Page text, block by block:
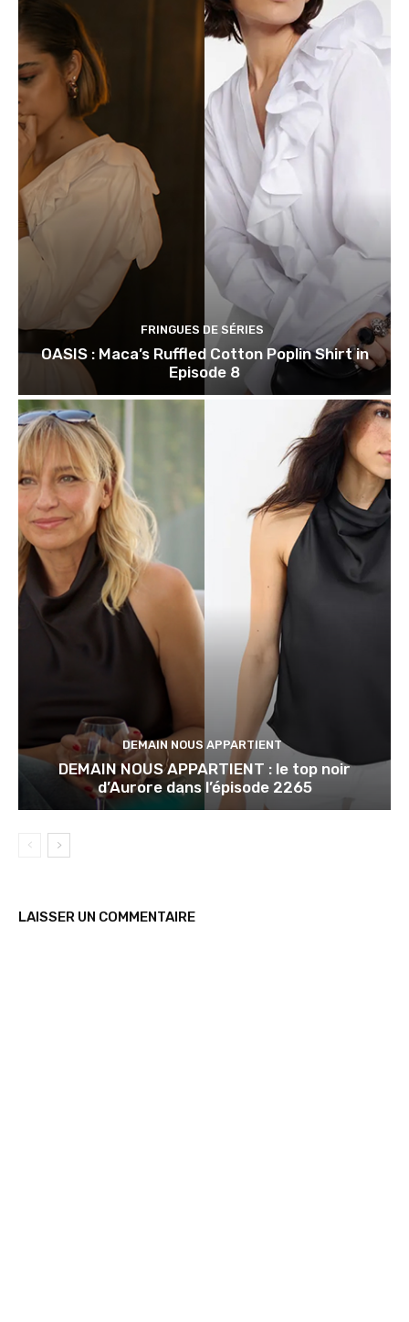
FRINGUES DE SÉRIES
OASIS : Maca’s Ruffled Cotton Poplin Shirt in
Episode 8
DEMAIN NOUS APPARTIENT
DEMAIN NOUS APPARTIENT : le top noir
d’Aurore dans l’épisode 2265
LAISSER UN COMMENTAIRE